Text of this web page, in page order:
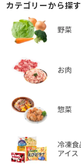
カテゴリーから探す